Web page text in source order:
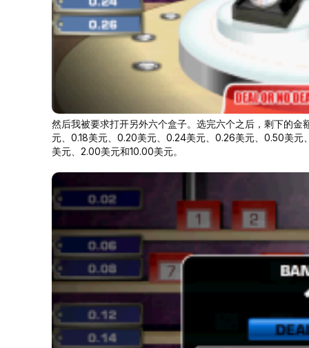
然后我被要求打开另外六个盒子。选完六个之后，剩下的
元、0.18美元、0.20美元、0.24美元、0.26美元、0.50美
美元、2.00美元和10.00美元。